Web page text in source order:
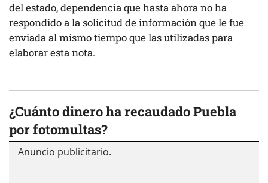
del estado, dependencia que hasta ahora no ha
respondido a la solicitud de información que le fue
enviada al mismo tiempo que las utilizadas para
elaborar esta nota.
¿Cuánto dinero ha recaudado Puebla
por fotomultas?